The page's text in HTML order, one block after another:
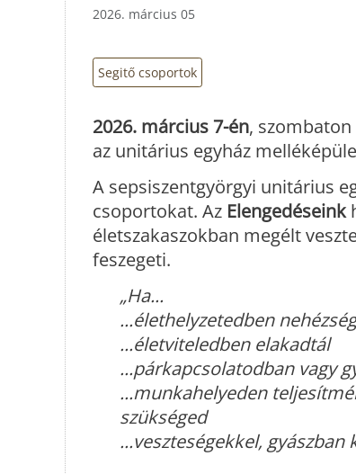
2026. március 05
Segitő csoportok
2026. március 7-én,
az unitárius egyház
A sepsiszentgyörgyi unitárius
csoportokat. Az Elengedéseink
életszakaszokban megélt
feszegeti.
„Ha...
...élethelyzetedben
...életviteledben elakadtál
...párkapcsolatodban vagy
...munkahelyeden
szükséged
...veszteségekkel, gyászban